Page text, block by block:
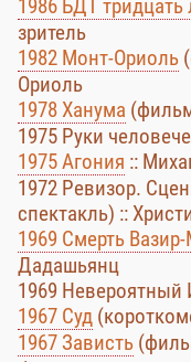
1986 БДТ тридцать
зритель
1982 Монт-Ориоль
Ориоль
1978 Ханума
1975 Руки
1975 Агония ::
1972 Ревизор.
спектакль) ::
1969 Смерть
Дадашьянц
1969 Невероятный
1967 Суд
1967 Зависть